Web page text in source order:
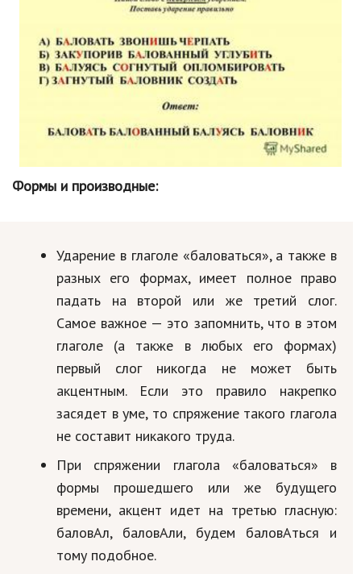
Формы и производные:
Ударение в глаголе «баловаться», а также в
разных его формах, имеет полное право
падать на второй или же третий слог.
Самое важное — это запомнить, что в этом
глаголе (а также в любых его формах)
первый слог никогда не может быть
акцентным. Если это правило накрепко
засядет в уме, то спряжение такого глагола
не составит никакого труда.
При спряжении глагола «баловаться» в
формы прошедшего или же будущего
времени, акцент идет на третью гласную:
баловАл, баловАли, будем баловАться и
тому подобное.